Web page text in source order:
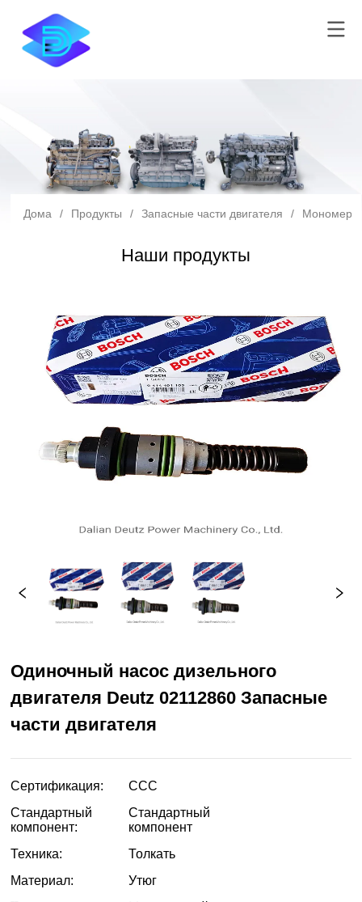
Дома / Продукты / Запасные части двигателя /
Наши продукты
Одиночный насос дизельного
двигателя Deutz 02112860 Запасные
части двигателя